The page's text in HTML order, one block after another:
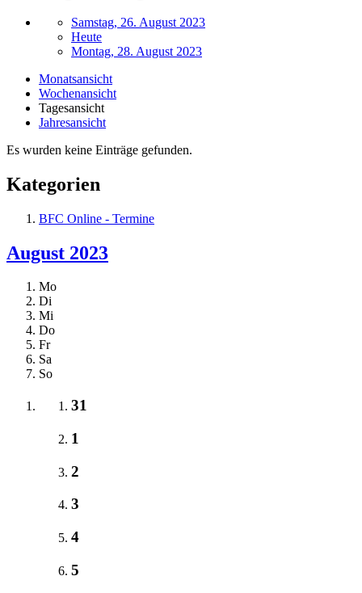
Samstag, 26. August 2023
Heute
Montag, 28. August 2023
Monatsansicht
Wochenansicht
Tagesansicht
Jahresansicht
Es wurden keine Einträge gefunden.
Kategorien
BFC Online - Termine
August 2023
Mo
Di
Mi
Do
Fr
Sa
So
31
1
2
3
4
5